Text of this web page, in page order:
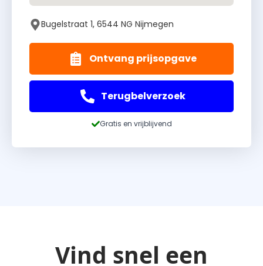
Bugelstraat 1, 6544 NG Nijmegen
Ontvang prijsopgave
Terugbelverzoek
Gratis en vrijblijvend
Vind snel een